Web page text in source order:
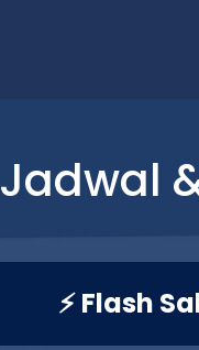
Jadwal
⚡ Flash